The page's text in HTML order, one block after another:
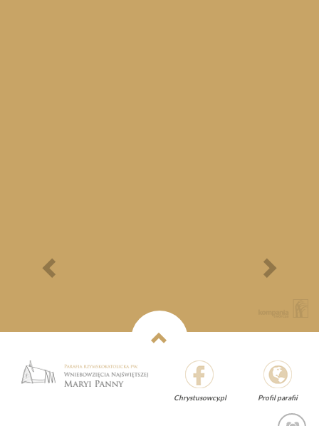
XXII Pielgrzymi
Półmaraton - 1/3
Maraton Nordic Walking
- Rajd Rowerowy o
Memoriał Jana Pawła II
Previous
Next